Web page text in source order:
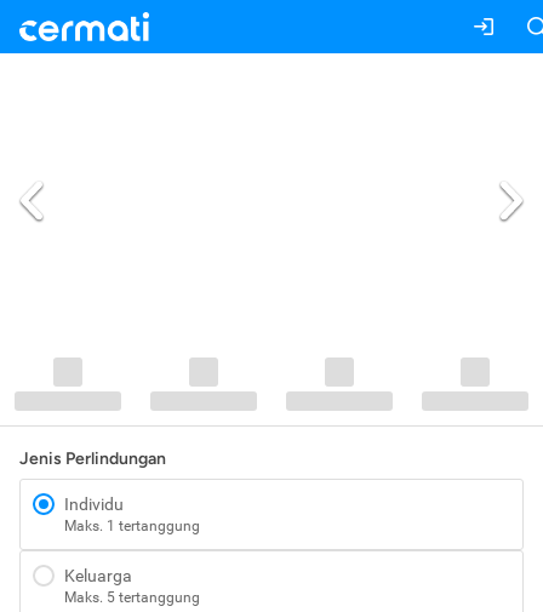
Jenis Perlindungan
Individu
Maks. 1 tertanggung
Keluarga
Maks. 5 tertanggung